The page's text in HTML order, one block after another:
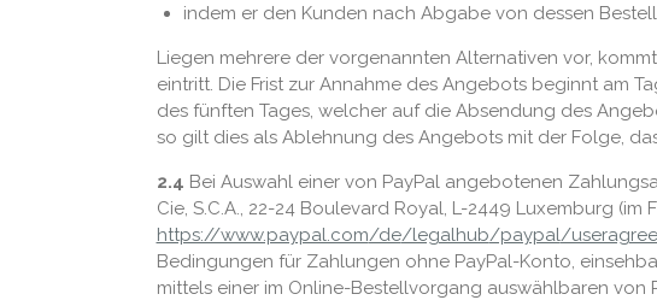
indem er den Kunden nach Abgabe von dessen
Liegen mehrere der vorgenannten Alternativen vor,
eintritt. Die Frist zur Annahme des Angebots beginnt am
des fünften Tages, welcher auf die Absendung des
so gilt dies als Ablehnung des Angebots mit der Folge,
2.4 Bei Auswahl einer von PayPal angebotenen
Cie, S.C.A., 22-24 Boulevard Royal, L-2449 Luxemburg
https://www.paypal.com/de/legalhub/paypal/
Bedingungen für Zahlungen ohne PayPal-Konto,
mittels einer im Online-Bestellvorgang auswählbaren